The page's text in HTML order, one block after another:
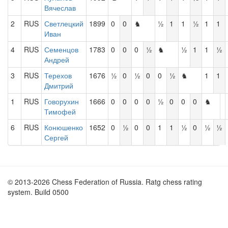
Вячеслав
2 RUS Светлецкий
Иван
1899 0 0 ♞ ½ 1 1 ½ 1 1
4 RUS Семенцов
Андрей
1783 0 0 0 ½ ♞ ½ 1 1 ½
3 RUS Терехов
Дмитрий
1676 ½ 0 ½ 0 0 ½ ♞ 1 1
1 RUS Говорухин
Тимофей
1666 0 0 0 0 ½ 0 0 0 ♞
6 RUS Конюшенко
Сергей
1652 0 ½ 0 0 1 1 ½ 0 ½ ½
© 2013-2026 Chess Federation of Russia. Ratg chess rating
system. Build 0500